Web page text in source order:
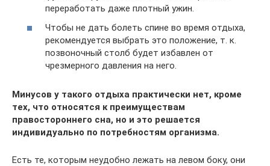
переработать даже плотный ужин.
Чтобы не дать болеть спине во время отдыха,
рекомендуется выбрать это положение, т. к.
позвоночный столб будет избавлен от
чрезмерного давления на него.
Минусов у такого отдыха практически нет, кроме
тех, что относятся к преимуществам
правостороннего сна, но и это решается
индивидуально по потребностям организма.
Есть те, которым неудобно лежать на левом боку, они